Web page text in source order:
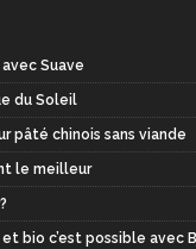
Suave
du Soleil
pâté chinois sans viande
le meilleur
bio c’est possible avec